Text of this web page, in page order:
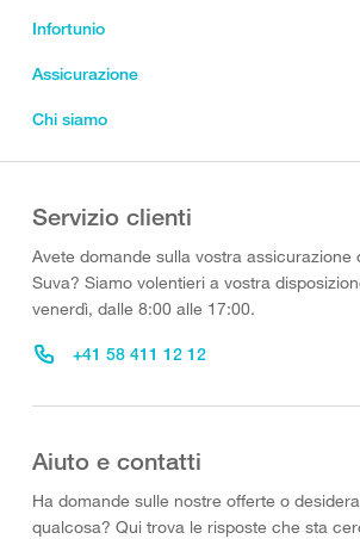
Infortunio
Assicurazione
Chi siamo
Servizio clienti
Avete domande sulla vostra assicurazione
Suva? Siamo volentieri a vostra
venerdì, dalle 8:00 alle 17:00.
+41 58 411 12 12
Aiuto e contatti
Ha domande sulle nostre offerte o
qualcosa? Qui trova le risposte che sta